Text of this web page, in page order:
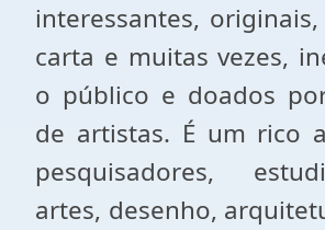
interessantes,
carta e muitas vezes,
o público e doados
de artistas. É um rico
pesquisadores,
artes, desenho,